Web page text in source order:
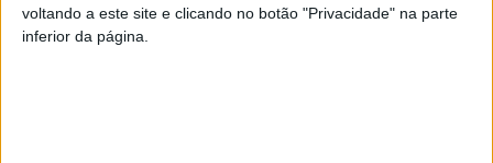
voltando a este site e clicando no botão "Privacidade" na parte
inferior da página.